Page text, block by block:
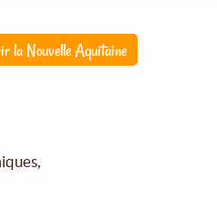
la Nouvelle Aquitaine